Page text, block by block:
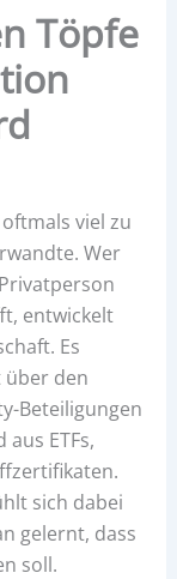
Töpfe
viel zu
Wer
entwickelt
Es
den
Beteiligungen
ETFs,
sich dabei
gelernt, dass
soll.